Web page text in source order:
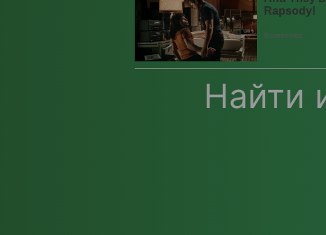
Найти